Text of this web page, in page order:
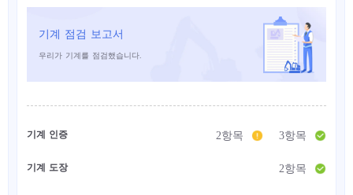
기계 점검 보고서
우리가 기계를 점검했습니다.
기계 인증 3항목
2항목
기계 도장 2항목